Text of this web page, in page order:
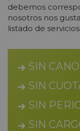
debemos
nosotros nos
listado de servicios:
SIN
SIN
SIN
SIN